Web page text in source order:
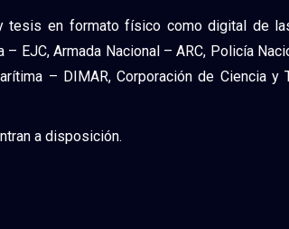
en formato físico como digital de
EJC, Armada Nacional – ARC, Policía
– DIMAR, Corporación de Ciencia
a disposición.